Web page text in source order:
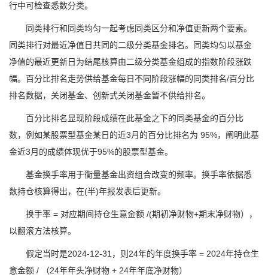
行中可检查悉数分类。
同类排行和同类均匀一起考虑同类区分和净值更新两个要素。
同类排行对最近净值日共同的二级分类基金排名。同类均匀以基金
净值的最近更新日为结尾核算由二级分类基金组成的指数阶段涨跌
幅。百分比排名走势供给基金每日不同阶段涨幅的同类排名/百分比
排名数据，关闭基金、创新式关闭基金暂不供给排名。
百分比排名显现阶段成绩在此基金之下的同类基金的百分比
数，例如某股票型基金某日的近3月的百分比排名为 95%，阐明此基
金近3月的成绩体现优于95%的股票型基金。
基金换手率用于衡量基金出资组合改变的频率。换手率依据悉
数持仓核算得出，在(半)年报发表后更新。
换手率 = 对应期间持仓生意金额 /(期初净财物+期末净财物），
以翻滚方法核算。
假定当时是2024-12-31，则24年的年度换手率 = 2024年持仓生
意金额 / （24年年头净财物 + 24年年底净财物）